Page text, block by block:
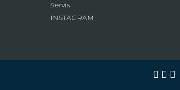
Servis
INSTAGRAM